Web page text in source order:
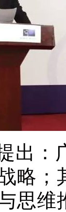
出：
略；
思维